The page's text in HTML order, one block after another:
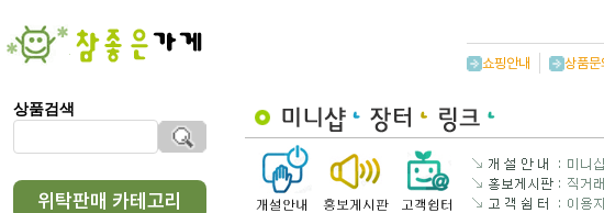
쇼핑안내 상품문
상품검색
위탁판매 카테고리